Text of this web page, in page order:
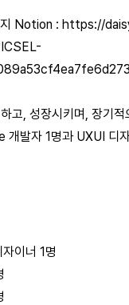
Notion : https://
고, 성장시키며, 장기적
발자 1명과 UXUI 디
이너 1명